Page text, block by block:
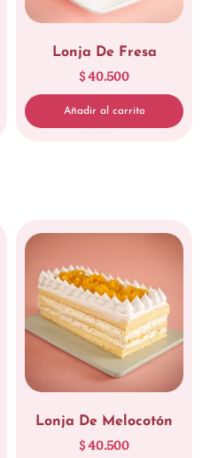
Lonja De Fresa
$40.500
Añadir al carrito
Lonja De Melocotón
$40.500